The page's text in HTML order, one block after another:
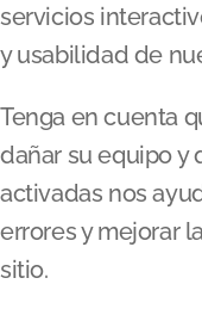
servicios
y usabilidad de
Tenga en cuenta
dañar su equipo y
activadas nos
errores y mejorar
sitio.